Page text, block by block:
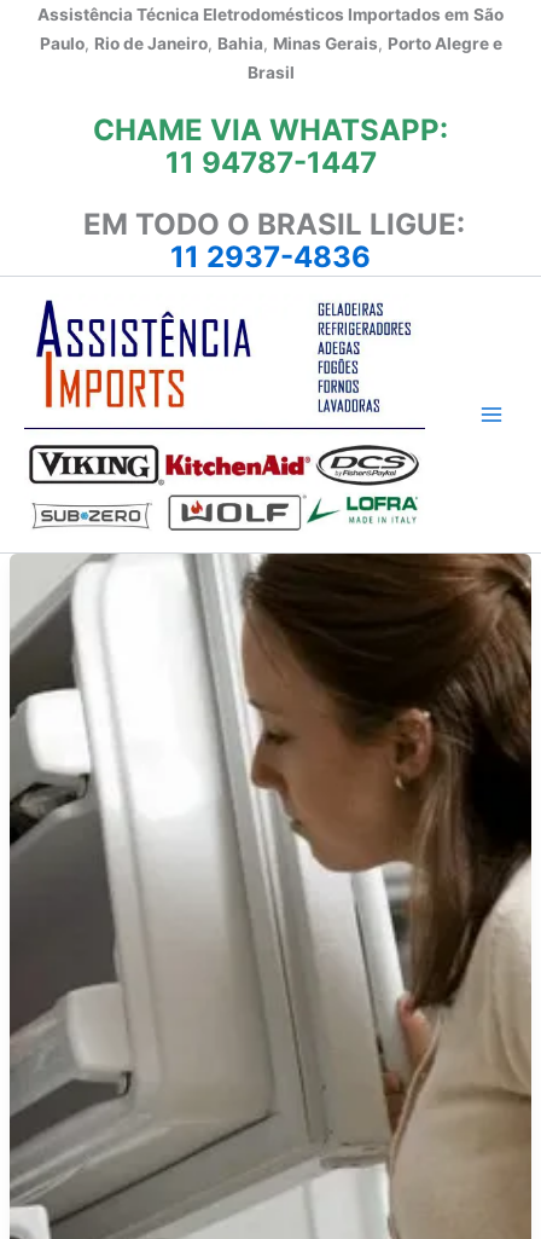
Assistência Técnica Eletrodomésticos Importados em São
Paulo, Rio de Janeiro, Bahia, Minas Gerais, Porto Alegre e
Brasil
CHAME VIA WHATSAPP:
11 94787-1447
EM TODO O BRASIL LIGUE:
11 2937-4836